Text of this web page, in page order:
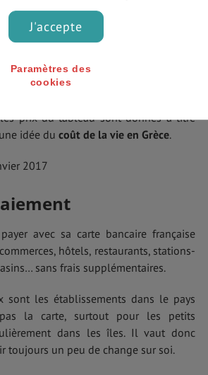
prix du tableau sont donnés à titre
idée du coût de la vie en Grèce.
2017
avec sa carte bancaire française
hôtels, restaurants, stations-
sans frais supplémentaires.
sont les établissements dans le pays
la carte, surtout pour les petits
dans les îles. Il vaut donc
toujours un peu de change sur soi.
J'accepte
Paramètres des
cookies